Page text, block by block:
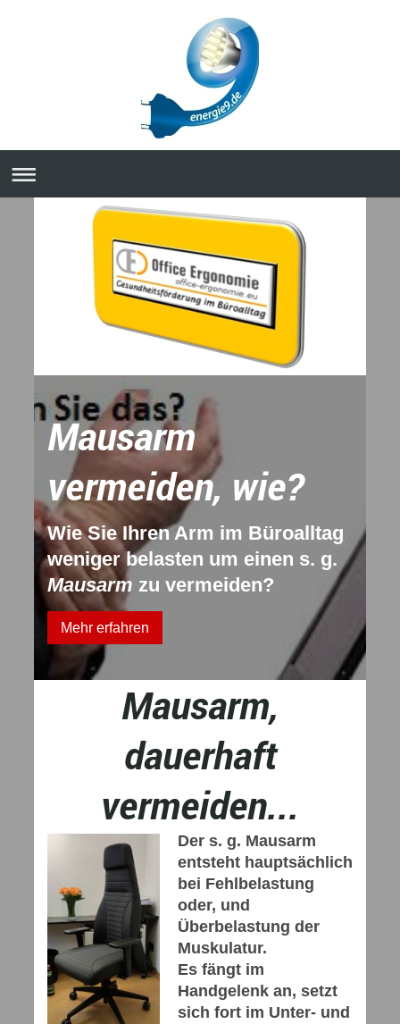
Mausarm
vermeiden, wie?
Wie Sie Ihren Arm im Büroalltag
weniger belasten um einen s. g.
Mausarm zu vermeiden?
Mehr erfahren
Mausarm,
dauerhaft
vermeiden...
Der s. g. Mausarm
entsteht hauptsächlich
bei Fehlbelastung
oder, und
Überbelastung der
Muskulatur.
Es fängt im
Handgelenk an, setzt
sich fort im Unter- und